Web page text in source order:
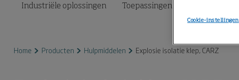
Industriële oplossingen Toepassingen
Home Producten Hulpmiddelen Explosie isolatie klep, CARZ
Cookie-instellingen